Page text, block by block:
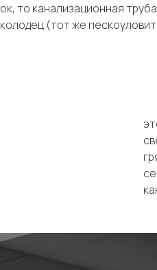
то канализационная
(тот же